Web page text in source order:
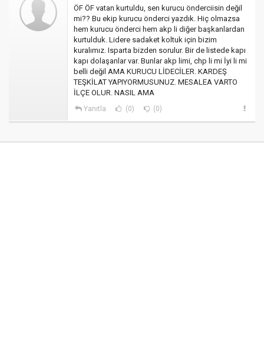
ÖF ÖF vatan kurtuldu, sen kurucu önderciisin değil
mi?? Bu ekip kurucu önderci yazdık. Hiç olmazsa
hem kurucu önderci hem akp li diğer başkanlardan
kurtulduk. Lidere sadaket koltuk için bizim
kuralımız. Isparta bizden sorulur. Bir de listede kapı
kapı dolaşanlar var. Bunlar akp limi, chp li mi İyi li mi
belli değil AMA KURUCU LİDECİLER. KARDEŞ
TEŞKİLAT YAPIYORMUSUNUZ. MESALEA VARTO
İLÇE OLUR. NASIL AMA
Yanıtla (0) (0)